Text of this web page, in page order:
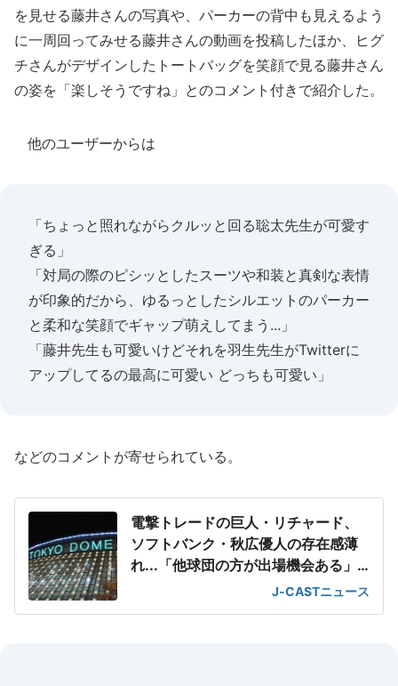
を見せる藤井さんの写真や、パーカーの背中も見えるよう
に一周回ってみせる藤井さんの動画を投稿したほか、ヒグ
チさんがデザインしたトートバッグを笑顔で見る藤井さん
の姿を「楽しそうですね」とのコメント付きで紹介した。
他のユーザーからは
「ちょっと照れながらクルッと回る聡太先生が可愛す
ぎる」
「対局の際のピシッとしたスーツや和装と真剣な表情
が印象的だから、ゆるっとしたシルエットのパーカー
と柔和な笑顔でギャップ萌えしてまう...」
「藤井先生も可愛いけどそれを羽生先生がTwitterに
アップしてるの最高に可愛い どっちも可愛い」
などのコメントが寄せられている。
電撃トレードの巨人・リチャード、
ソフトバンク・秋広優人の存在感薄
れ...「他球団の方が出場機会ある」
J-CASTニュース